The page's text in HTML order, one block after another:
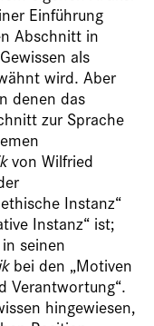
Einführung
Abschnitt in
als
wird. Aber
denen das
zur Sprache
von Wilfried
Instanz“
Instanz“ ist;
seinen
bei den „Motiven
Verantwortung“.
hingewiesen,